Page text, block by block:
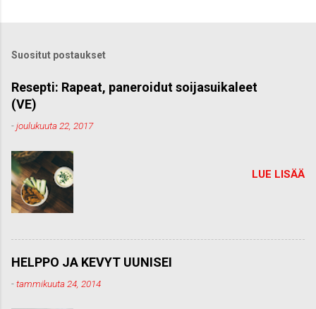
o
m
e
n
t
Suositut postaukset
Resepti: Rapeat, paneroidut soijasuikaleet
(VE)
-joulukuuta 22, 2017
LUE LISÄÄ
HELPPO JA KEVYT UUNISEI
-tammikuuta 24, 2014